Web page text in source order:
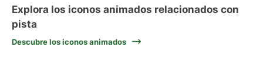
Explora los iconos animados relacionados con
pista
Descubre los iconos animados